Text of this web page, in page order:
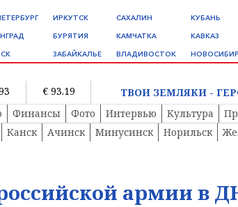
ИРКУТСК
БУРЯТИЯ
ЗАБАЙКАЛЬЕ
САХАЛИН
КАМЧАТКА
ВЛАДИВОСТОК
КУБАНЬ
КАВКАЗ
€ 93.19
ТВОИ ЗЕМЛЯКИ -
Финансы Фото Интервью Культура
Канск
Ачинск Минусинск Норильск
армии в